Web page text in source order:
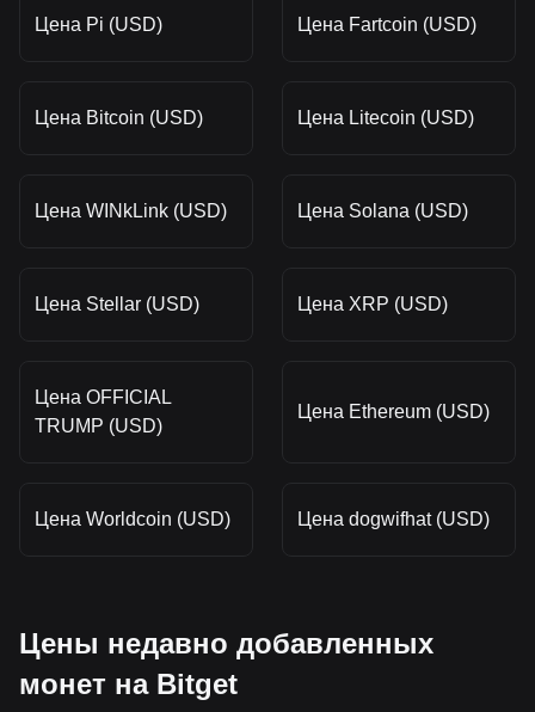
Цена Pi (USD) Цена Fartcoin (USD)
Цена Bitcoin (USD) Цена Litecoin (USD)
Цена WINkLink (USD) Цена Solana (USD)
Цена Stellar (USD) Цена XRP (USD)
Цена OFFICIAL
TRUMP (USD)
Цена Ethereum (USD)
Цена Worldcoin (USD) Цена dogwifhat (USD)
Цены недавно добавленных
монет на Bitget